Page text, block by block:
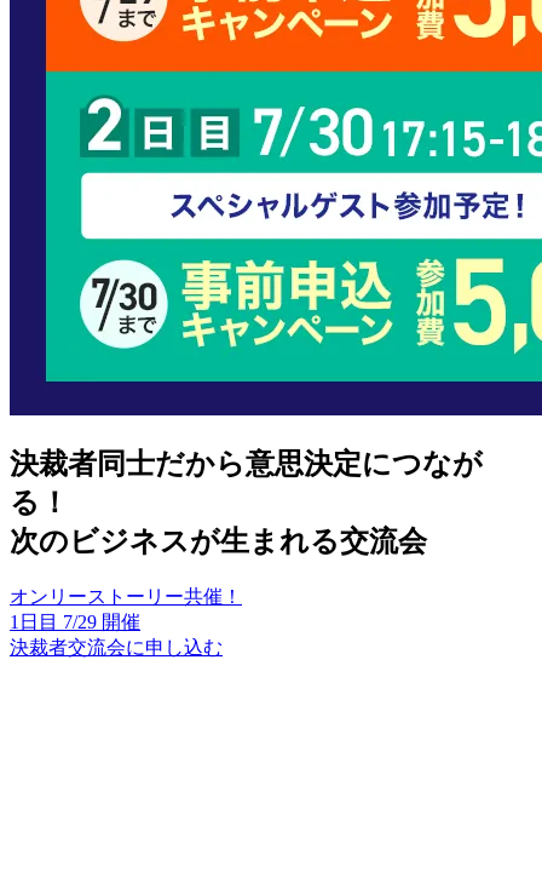
決裁者同士だから意思決定につなが
る！
次のビジネスが生まれる交流会
オンリーストーリー共催！
1日目 7/29 開催
決裁者交流会に申し込む